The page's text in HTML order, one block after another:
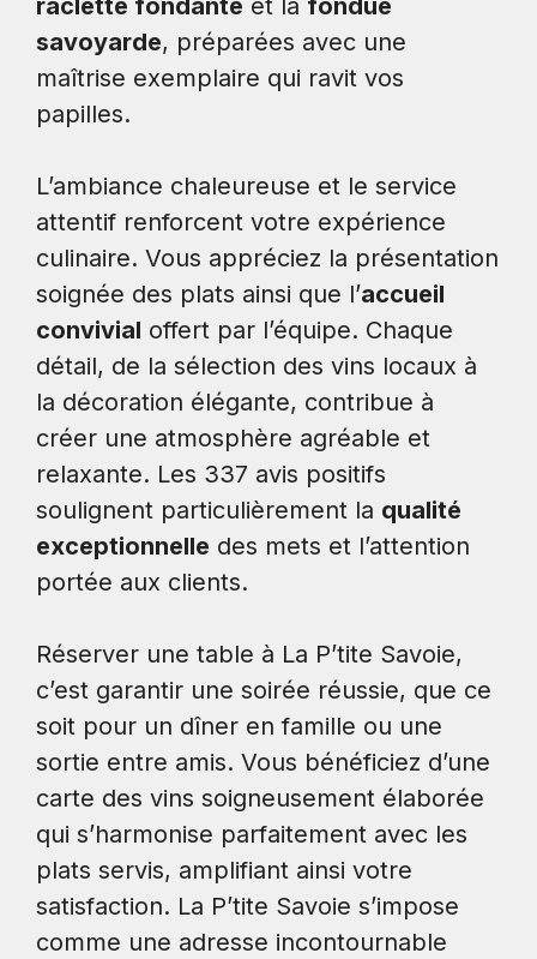
raclette fondante et la fondue
savoyarde, préparées avec une
maîtrise exemplaire qui ravit vos
papilles.
L’ambiance chaleureuse et le service
attentif renforcent votre expérience
culinaire. Vous appréciez la présentation
soignée des plats ainsi que l’accueil
convivial offert par l’équipe. Chaque
détail, de la sélection des vins locaux à
la décoration élégante, contribue à
créer une atmosphère agréable et
relaxante. Les 337 avis positifs
soulignent particulièrement la qualité
exceptionnelle des mets et l’attention
portée aux clients.
Réserver une table à La P’tite Savoie,
c’est garantir une soirée réussie, que ce
soit pour un dîner en famille ou une
sortie entre amis. Vous bénéficiez d’une
carte des vins soigneusement élaborée
qui s’harmonise parfaitement avec les
plats servis, amplifiant ainsi votre
satisfaction. La P’tite Savoie s’impose
comme une adresse incontournable